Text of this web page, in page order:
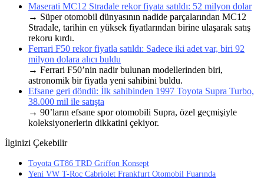
Maserati MC12 Stradale rekor fiyata satıldı: 52 milyon dolar
→ Süper otomobil dünyasının nadide parçalarından MC12
Stradale, tarihin en yüksek fiyatlarından birine ulaşarak satış
rekoru kırdı.
Ferrari F50 rekor fiyatla satıldı: Sadece iki adet var, biri 92
milyon dolara alıcı buldu
→ Ferrari F50’nin nadir bulunan modellerinden biri,
astronomik bir fiyatla yeni sahibini buldu.
Efsane geri döndü: İlk sahibinden 1997 Toyota Supra Turbo,
38.000 mil ile satışta
→ 90’ların efsane spor otomobili Supra, özel geçmişiyle
koleksiyonerlerin dikkatini çekiyor.
İlginizi Çekebilir
Toyota GT86 TRD Griffon Konsept
Yeni VW T-Roc Cabriolet Frankfurt Otomobil Fuarında